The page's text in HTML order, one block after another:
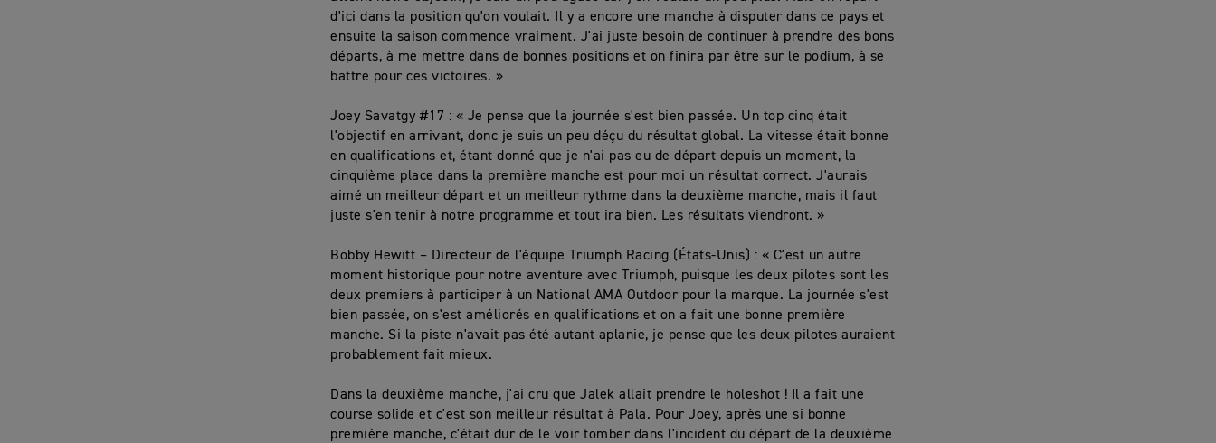
d'ici dans la position qu'on voulait. Il y a encore une manche à disputer dans ce pays et
ensuite la saison commence vraiment. J'ai juste besoin de continuer à prendre des bons
départs, à me mettre dans de bonnes positions et on finira par être sur le podium, à se
battre pour ces victoires. »
Joey Savatgy #17 : « Je pense que la journée s'est bien passée. Un top cinq était
l'objectif en arrivant, donc je suis un peu déçu du résultat global. La vitesse était bonne
en qualifications et, étant donné que je n'ai pas eu de départ depuis un moment, la
cinquième place dans la première manche est pour moi un résultat correct. J'aurais
aimé un meilleur départ et un meilleur rythme dans la deuxième manche, mais il faut
juste s'en tenir à notre programme et tout ira bien. Les résultats viendront. »
Bobby Hewitt – Directeur de l'équipe Triumph Racing (États-Unis) : « C'est un autre
moment historique pour notre aventure avec Triumph, puisque les deux pilotes sont les
deux premiers à participer à un National AMA Outdoor pour la marque. La journée s'est
bien passée, on s'est améliorés en qualifications et on a fait une bonne première
manche. Si la piste n'avait pas été autant aplanie, je pense que les deux pilotes auraient
probablement fait mieux.
Dans la deuxième manche, j'ai cru que Jalek allait prendre le holeshot ! Il a fait une
course solide et c'est son meilleur résultat à Pala. Pour Joey, après une si bonne
première manche, c'était dur de le voir tomber dans l'incident du départ de la deuxième